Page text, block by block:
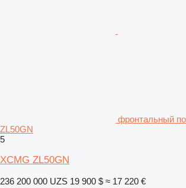
фронтальный
ZL50GN
5
XCMG ZL50GN
236 200 000 UZS 19 900 $ ≈ 17 220 €